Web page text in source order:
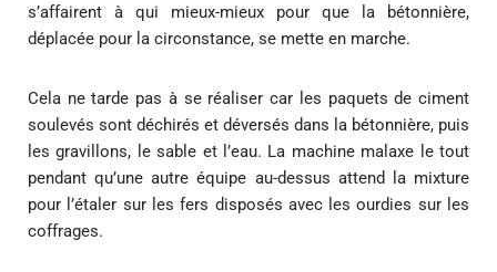
s’affairent à qui mieux-mieux pour que la bétonnière,
déplacée pour la circonstance, se mette en marche.
Cela ne tarde pas à se réaliser car les paquets de ciment
soulevés sont déchirés et déversés dans la bétonnière, puis
les gravillons, le sable et l’eau. La machine malaxe le tout
pendant qu’une autre équipe au-dessus attend la mixture
pour l’étaler sur les fers disposés avec les ourdies sur les
coffrages.